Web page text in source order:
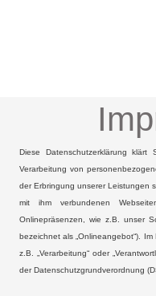
Diese Datenschutzerklärung
Verarbeitung von
der Erbringung unserer Leistungen
mit ihm verbundenen
Onlinepräsenzen, wie z.B. unser
bezeichnet als „Onlineangebot“).
z.B. „Verarbeitung“ oder
der Datenschutzgrundverordnung